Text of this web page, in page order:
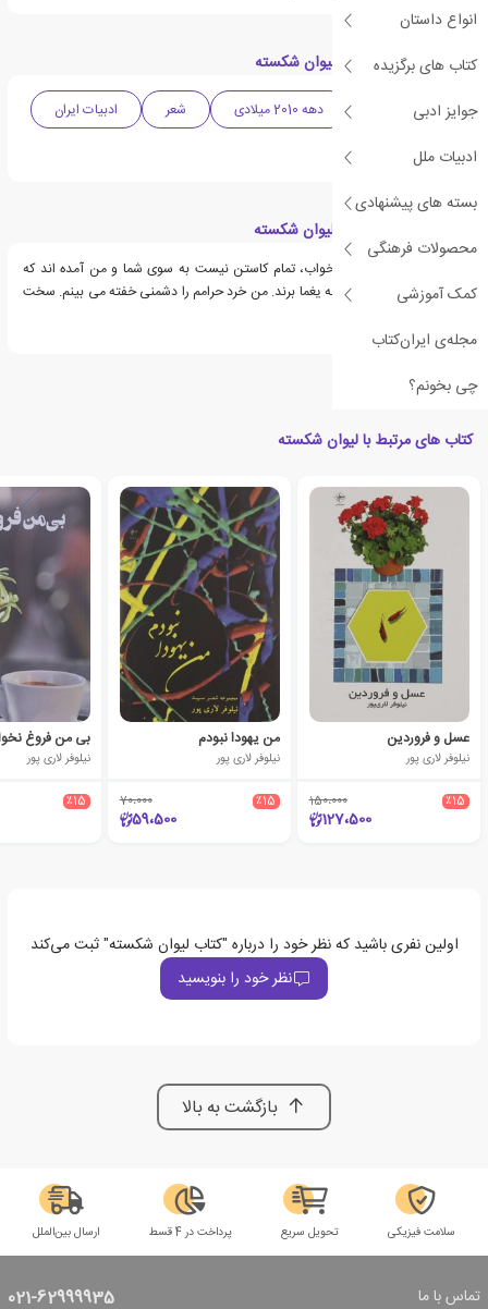
انواع داستان
کتاب های برگزیده
جوایز ادبی
ادبیات ملل
بسته های پیشنهادی
محصولات فرهنگی
کمک آموزشی
مجله‌ی ایران‌کتاب
چی بخونم؟
دسته بندی های کتاب لیوان شکسته
ادبیات معاصر دهه 2010 میلادی شعر
ادبیات ایران
شعر نو
قسمت هایی از کتاب لیوان شکسته
چون ندانند برهنگی خواب، تمام کاستن نیست به سوی شما و من آمده اند که
حدیث نهان مرا یا شما را به یغما برند. من خرد حرامم را دشمنی خفته می بینم. سخت
کتاب های مرتبط با لیوان شکسته
عسل و فروردین
نیلوفر لاری پور
٪15 150،000
127،500
من یهودا نبودم
نیلوفر لاری پور
٪15 70،000
59،500
بی من فروغ
نیلوفر لاری پور
٪15
اولین نفری باشید که نظر خود را درباره "کتاب لیوان شکسته" ثبت می‌کند
نظر خود را بنویسید
بازگشت به بالا
سلامت فیزیکی تحویل سریع پرداخت در 4 قسط ارسال بین‌الملل
تماس با ما 021-62999935